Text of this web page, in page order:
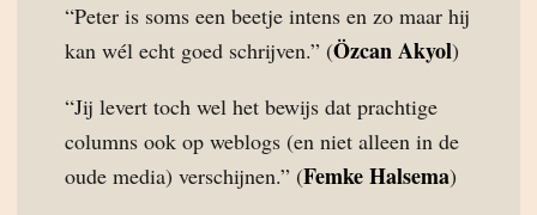
“Peter is soms een beetje intens en zo maar hij
kan wél echt goed schrijven.” (Özcan Akyol)
“Jij levert toch wel het bewijs dat prachtige
columns ook op weblogs (en niet alleen in de
oude media) verschijnen.” (Femke Halsema)